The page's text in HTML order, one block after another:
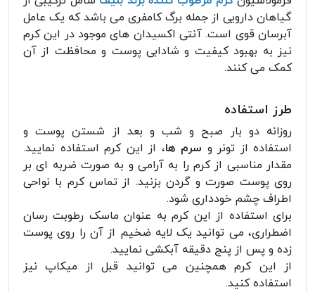
گیاهان دارویی از جمله برگ کامفری می باشد که یک عامل
آبرسان قوی است. آنتی اکسیدان های موجود در این کرم
نیز به بهبود کیفیت و شادابی پوست و محافظت از آن
کمک می کنند.
طرز استفاده
روزانه دو بار صبح و شب و بعد از شستن پوست و
استفاده از تونر و سرم ها، از این کرم استفاده نمایید.
مقدار مناسبی از کرم را به آرامی و به صورت ضربه ای بر
روی پوست صورت و گردن بزنید. از تماس کرم با نواحی
اطراف چشم خودداری شود.
برای استفاده از این کرم به عنوان ماسک رطوبت رسان
اضطراری، می توانید یک لایه ضخیم از آن را روی پوست
زده و پس از پنج دقیقه آبکشی نمایید.
از این کرم همچنین می توانید قبل از میکاپ نیز
استفاده کنید.